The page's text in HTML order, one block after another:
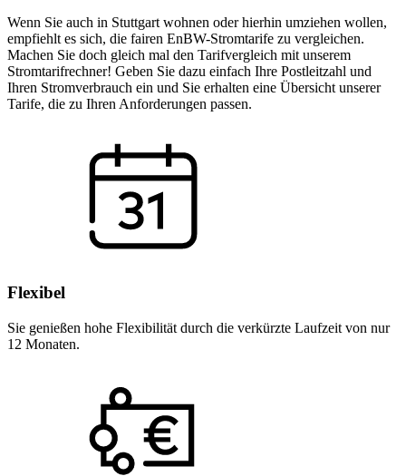
Wenn Sie auch in Stuttgart wohnen oder hierhin umziehen wollen,
empfiehlt es sich, die fairen EnBW-Stromtarife zu vergleichen.
Machen Sie doch gleich mal den Tarifvergleich mit unserem
Stromtarifrechner! Geben Sie dazu einfach Ihre Postleitzahl und
Ihren Stromverbrauch ein und Sie erhalten eine Übersicht unserer
Tarife, die zu Ihren Anforderungen passen.
Flexibel
Sie genießen hohe Flexibilität durch die verkürzte Laufzeit von nur
12 Monaten.